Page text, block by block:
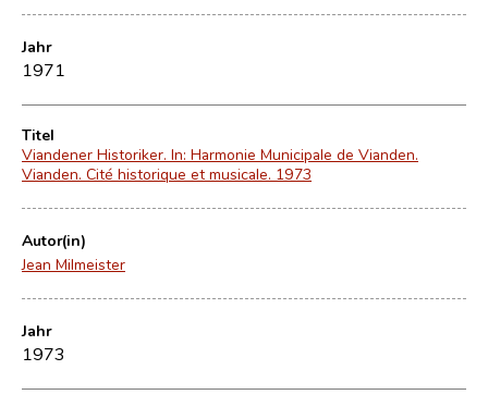
Jahr
1971
Titel
Viandener Historiker. In: Harmonie Municipale de Vianden.
Vianden. Cité historique et musicale. 1973
Autor(in)
Jean Milmeister
Jahr
1973